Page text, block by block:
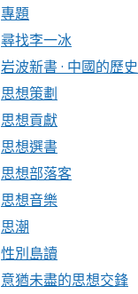
專題
尋找李一冰
岩波新書 · 中國的歷史
思想策劃
思想貢獻
思想選書
思想部落客
思想音樂
思潮
性別島讀
意猶未盡的思想交鋒